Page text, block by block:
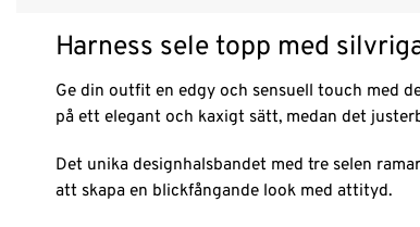
Harness sele topp med
Ge din outfit en edgy och sensuell touch med
på ett elegant och kaxigt sätt, medan det
Det unika designhalsbandet med tre selen
att skapa en blickfångande look med attityd.